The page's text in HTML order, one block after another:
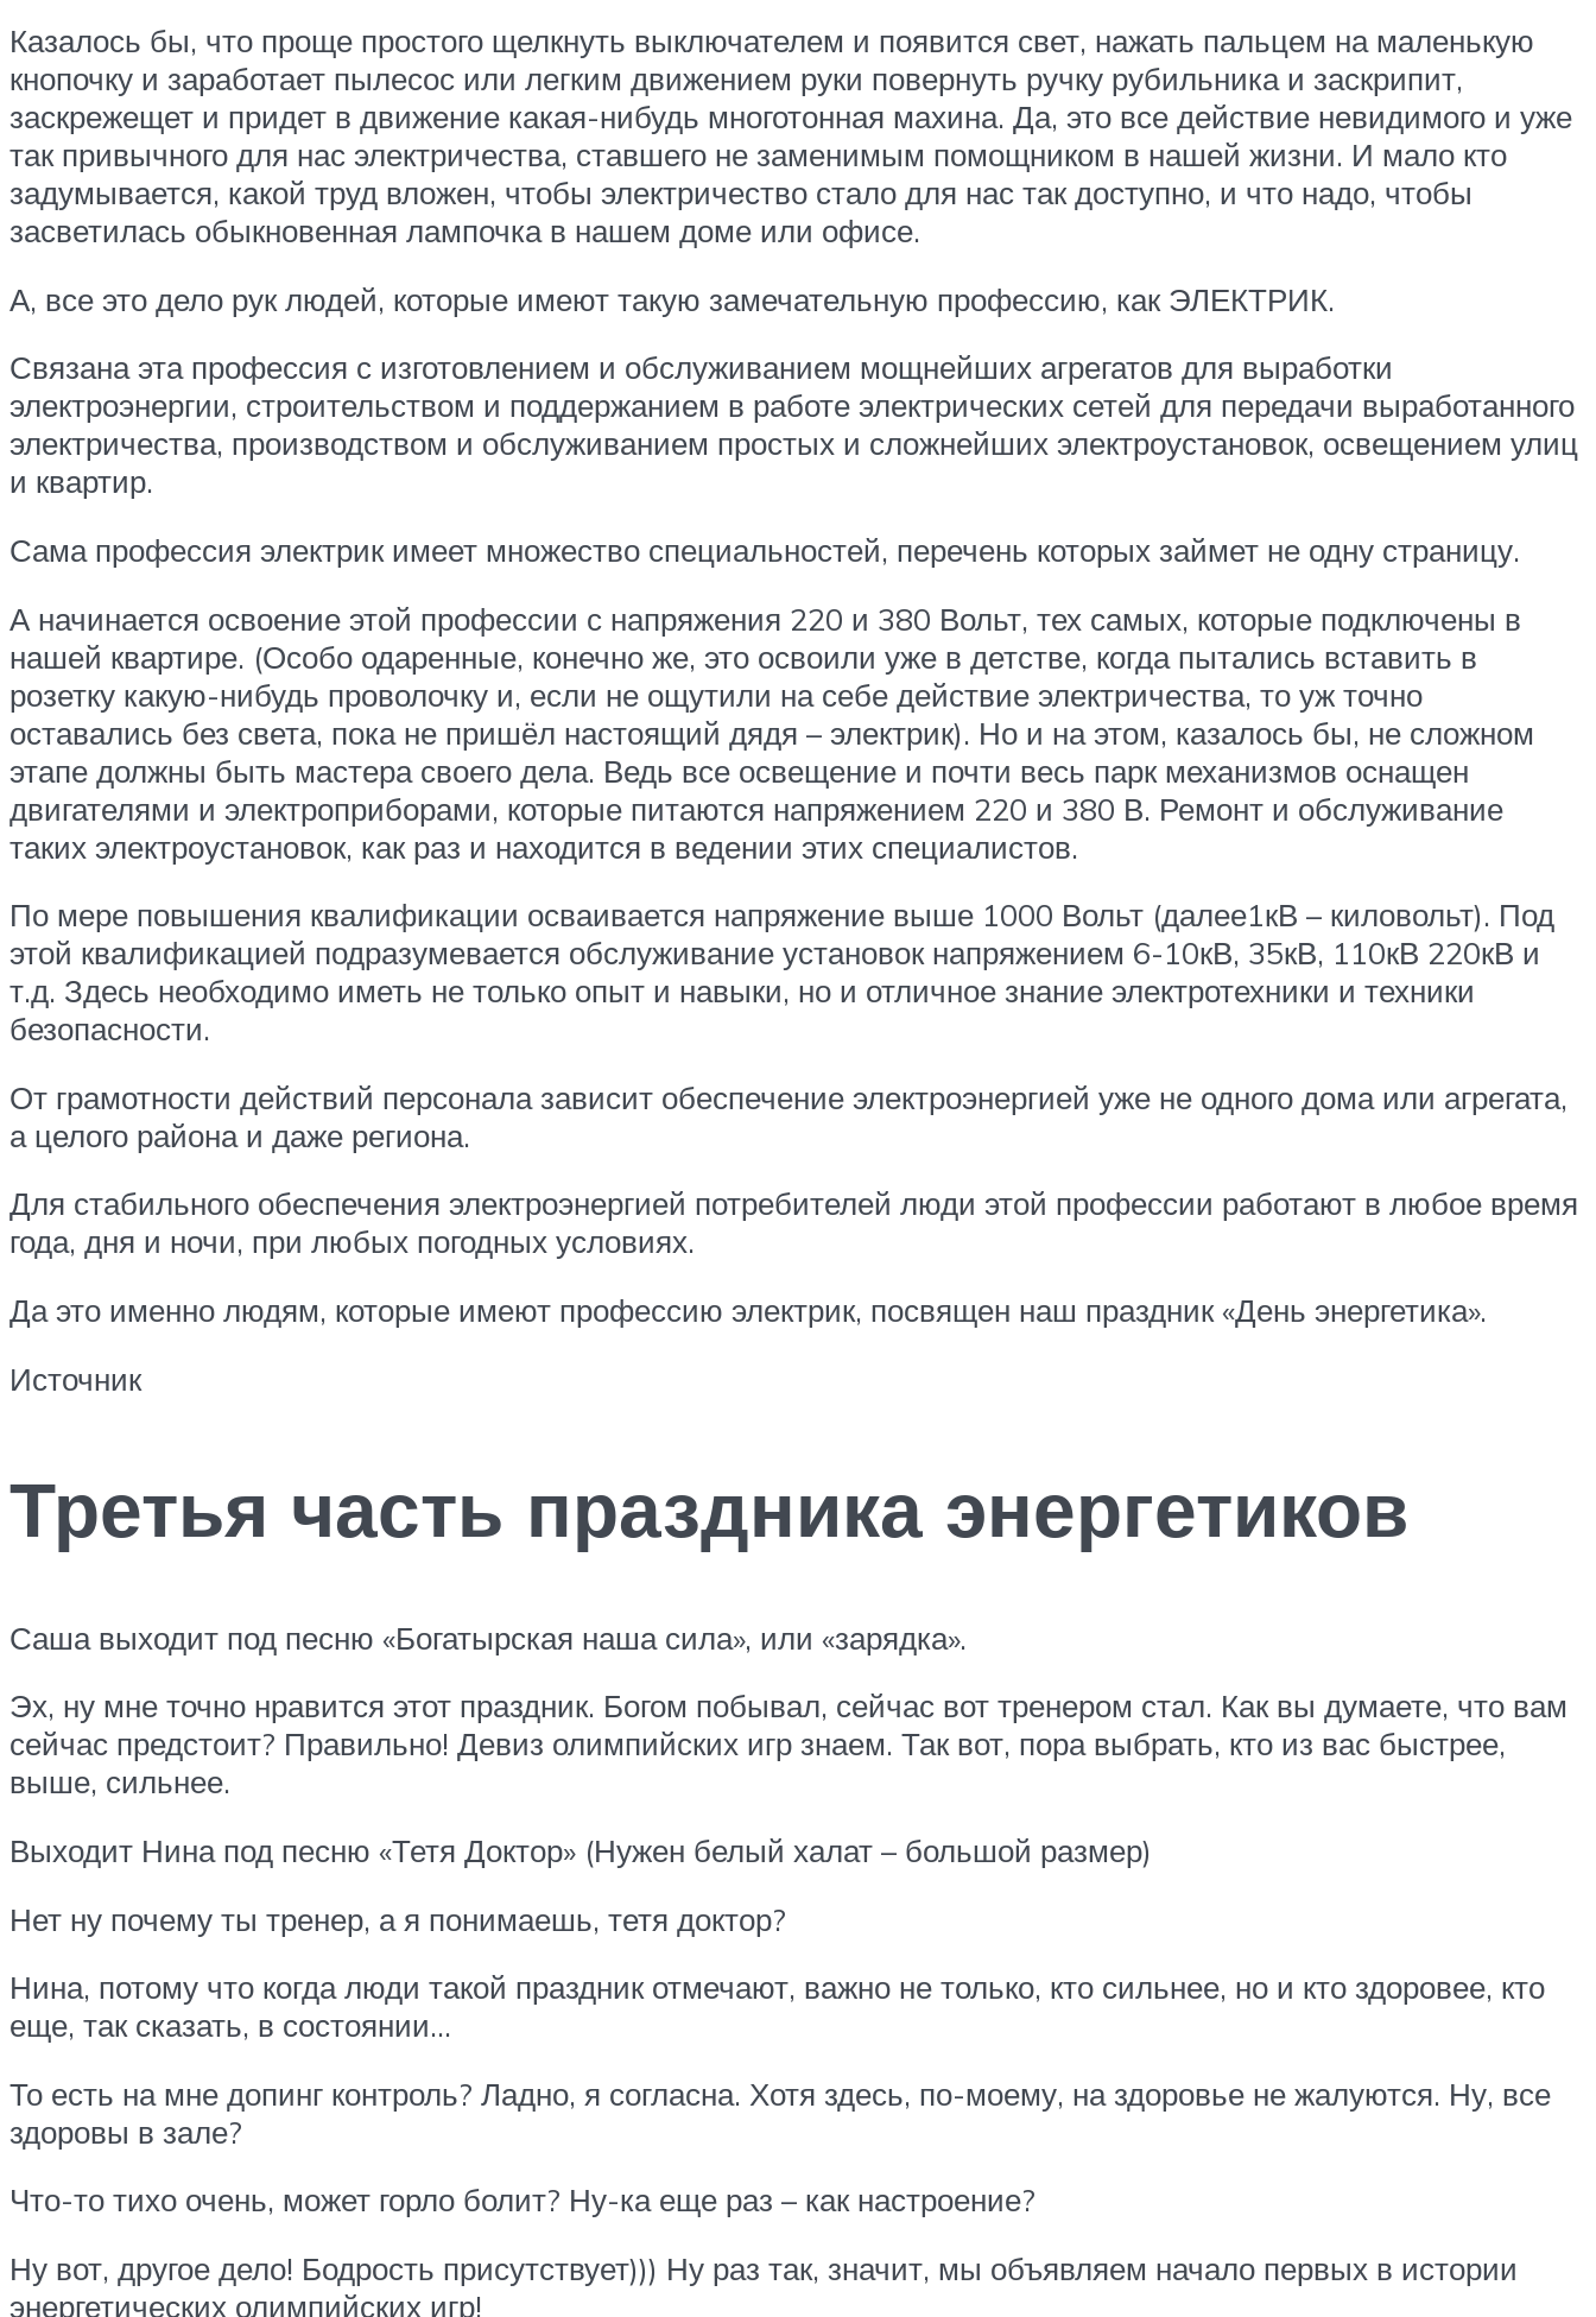
Казалось бы, что проще простого щелкнуть выключателем и появится свет, нажать пальцем на маленькую
кнопочку и заработает пылесос или легким движением руки повернуть ручку рубильника и заскрипит,
заскрежещет и придет в движение какая-нибудь многотонная махина. Да, это все действие невидимого и уже
так привычного для нас электричества, ставшего не заменимым помощником в нашей жизни. И мало кто
задумывается, какой труд вложен, чтобы электричество стало для нас так доступно, и что надо, чтобы
засветилась обыкновенная лампочка в нашем доме или офисе.
А, все это дело рук людей, которые имеют такую замечательную профессию, как ЭЛЕКТРИК.
Связана эта профессия с изготовлением и обслуживанием мощнейших агрегатов для выработки
электроэнергии, строительством и поддержанием в работе электрических сетей для передачи выработанного
электричества, производством и обслуживанием простых и сложнейших электроустановок, освещением улиц
и квартир.
Сама профессия электрик имеет множество специальностей, перечень которых займет не одну страницу.
А начинается освоение этой профессии с напряжения 220 и 380 Вольт, тех самых, которые подключены в
нашей квартире. (Особо одаренные, конечно же, это освоили уже в детстве, когда пытались вставить в
розетку какую-нибудь проволочку и, если не ощутили на себе действие электричества, то уж точно
оставались без света, пока не пришёл настоящий дядя – электрик). Но и на этом, казалось бы, не сложном
этапе должны быть мастера своего дела. Ведь все освещение и почти весь парк механизмов оснащен
двигателями и электроприборами, которые питаются напряжением 220 и 380 В. Ремонт и обслуживание
таких электроустановок, как раз и находится в ведении этих специалистов.
По мере повышения квалификации осваивается напряжение выше 1000 Вольт (далее1кВ – киловольт). Под
этой квалификацией подразумевается обслуживание установок напряжением 6-10кВ, 35кВ, 110кВ 220кВ и
т.д. Здесь необходимо иметь не только опыт и навыки, но и отличное знание электротехники и техники
безопасности.
От грамотности действий персонала зависит обеспечение электроэнергией уже не одного дома или агрегата,
а целого района и даже региона.
Для стабильного обеспечения электроэнергией потребителей люди этой профессии работают в любое время
года, дня и ночи, при любых погодных условиях.
Да это именно людям, которые имеют профессию электрик, посвящен наш праздник «День энергетика».
Источник
Третья часть праздника энергетиков
Саша выходит под песню «Богатырская наша сила», или «зарядка».
Эх, ну мне точно нравится этот праздник. Богом побывал, сейчас вот тренером стал. Как вы думаете, что вам
сейчас предстоит? Правильно! Девиз олимпийских игр знаем. Так вот, пора выбрать, кто из вас быстрее,
выше, сильнее.
Выходит Нина под песню «Тетя Доктор» (Нужен белый халат – большой размер)
Нет ну почему ты тренер, а я понимаешь, тетя доктор?
Нина, потому что когда люди такой праздник отмечают, важно не только, кто сильнее, но и кто здоровее, кто
еще, так сказать, в состоянии…
То есть на мне допинг контроль? Ладно, я согласна. Хотя здесь, по-моему, на здоровье не жалуются. Ну, все
здоровы в зале?
Что-то тихо очень, может горло болит? Ну-ка еще раз – как настроение?
Ну вот, другое дело! Бодрость присутствует))) Ну раз так, значит, мы объявляем начало первых в истории
энергетических олимпийских игр!